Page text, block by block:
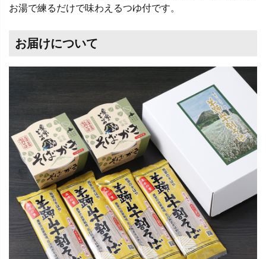
お湯で練るだけで味わえるつゆ付です。
お届けについて